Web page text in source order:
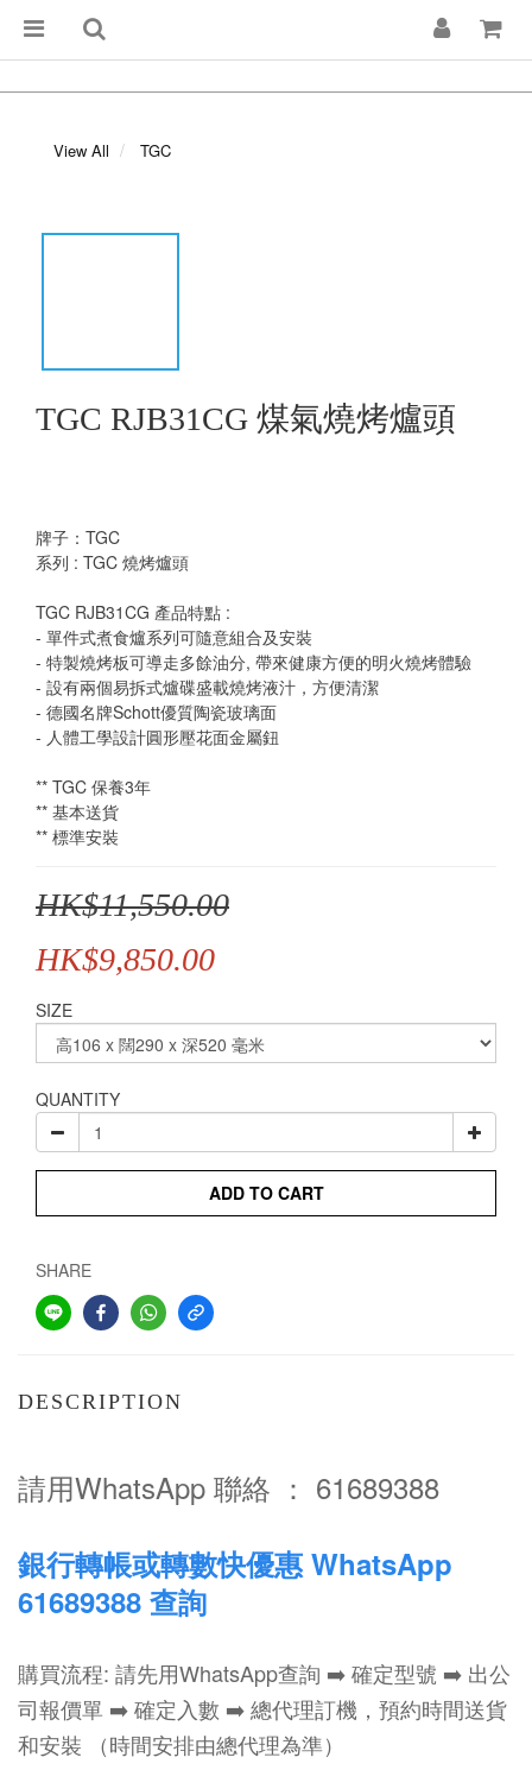
View All TGC
TGC RJB31CG 煤氣燒烤爐頭
牌子：TGC
系列 : TGC 燒烤爐頭
TGC RJB31CG 產品特點 :
- 單件式煮食爐系列可隨意組合及安裝
- 特製燒烤板可導走多餘油分, 帶來健康方便的明火燒烤體驗
- 設有兩個易拆式爐碟盛載燒烤液汁，方便清潔
- 德國名牌Schott優質陶瓷玻璃面
- 人體工學設計圓形壓花面金屬鈕
** TGC 保養3年
** 基本送貨
** 標準安裝
HK$11,550.00
HK$9,850.00
SIZE
QUANTITY
ADD TO CART
SHARE
DESCRIPTION
請用WhatsApp 聯絡 ： 61689388
銀行轉帳或轉數快優惠 WhatsApp
61689388 查詢
購買流程: 請先用WhatsApp查詢 ➡️ 確定型號 ➡️ 出公
司報價單 ➡️ 確定入數 ➡️ 總代理訂機，預約時間送貨
和安裝 （時間安排由總代理為準）